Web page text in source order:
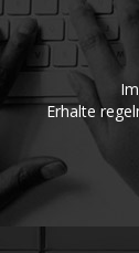
Erhalte